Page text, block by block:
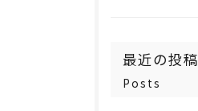
最近の投稿
Posts